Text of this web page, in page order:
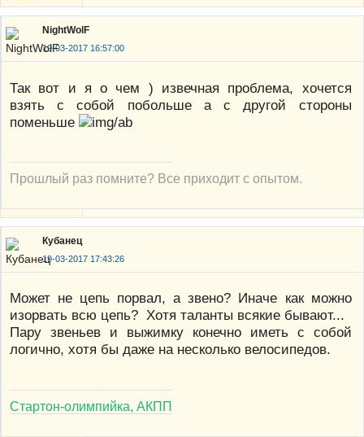
NightWolF
19-03-2017 16:57:00
Так вот и я о чем ) извечная проблема, хочется
взять с собой побольше а с другой стороны
поменьше
Прошлый раз помните? Все приходит с опытом.
Кубанец
19-03-2017 17:43:26
Может не цепь порвал, а звено? Иначе как можно
изорвать всю цепь? Хотя таланты всякие бывают...
Пару звеньев и выжимку конечно иметь с собой
логично, хотя бы даже на несколько велосипедов.
Стартон-олимпийка, АКПП